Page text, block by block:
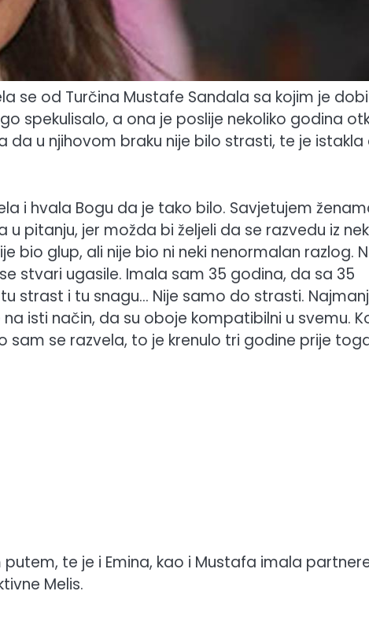
se od Turčina Mustafe Sandala sa kojim je
spekulisalo, a ona je poslije nekoliko godina
u njihovom braku nije bilo strasti, te je istakla
i hvala Bogu da je tako bilo. Savjetujem
pitanju, jer možda bi željeli da se razvedu iz
bio glup, ali nije bio ni neki nenormalan razlog.
stvari ugasile. Imala sam 35 godina, da sa 35
strast i tu snagu… Nije samo do strasti.
isti način, da su oboje kompatibilni u svemu.
se razvela, to je krenulo tri godine prije
te je i Emina, kao i Mustafa imala
Melis.